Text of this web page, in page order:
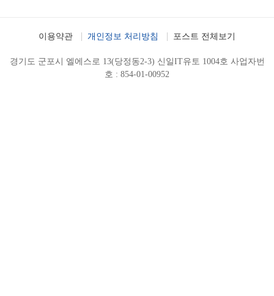
이용약관 개인정보 처리방침 포스트 전체보기
경기도 군포시 엘에스로 13(당정동2-3) 신일IT유토 1004호 사업자번
호 : 854-01-00952